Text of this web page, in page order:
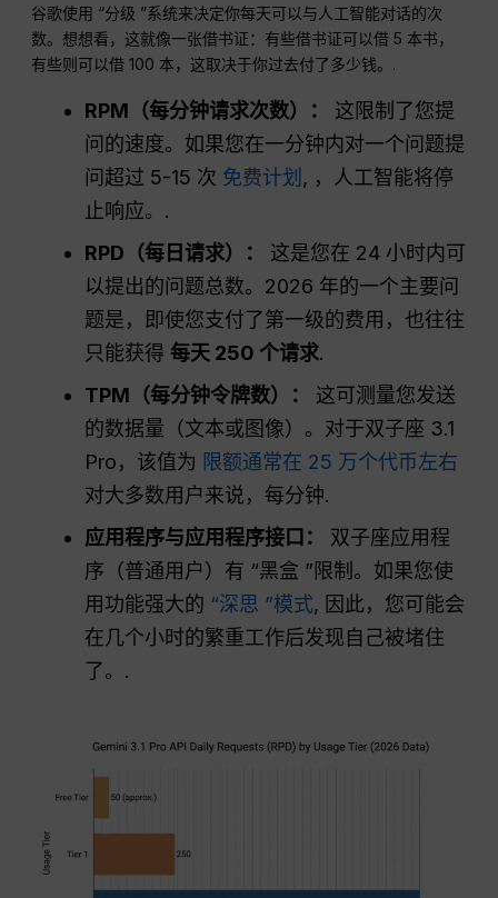
谷歌使用 “分级 ”系统来决定你每天可以与人工智能对话的次
数。想想看，这就像一张借书证：有些借书证可以借 5 本书，
有些则可以借 100 本，这取决于你过去付了多少钱。.
RPM（每分钟请求次数）：
这限制了您提
问的速度。如果您在一分钟内对一个问题提
问超过 5-15 次 免费计划 , ，人工智能将停
止响应。.
RPD（每日请求）：
这是您在 24 小时内可
以提出的问题总数。2026 年的一个主要问
题是，即使您支付了第一级的费用，也往往
只能获得 每天 250 个请求.
TPM（每分钟令牌数）：
这可测量您发送
的数据量（文本或图像）。对于双子座 3.1
Pro，该值为 限额通常在 25 万个代币左右
对大多数用户来说，每分钟.
应用程序与应用程序接口：
双子座应用程
序（普通用户）有 “黑盒 ”限制。如果您使
用功能强大的 “深思 ”模式, 因此，您可能会
在几个小时的繁重工作后发现自己被堵住
了。.